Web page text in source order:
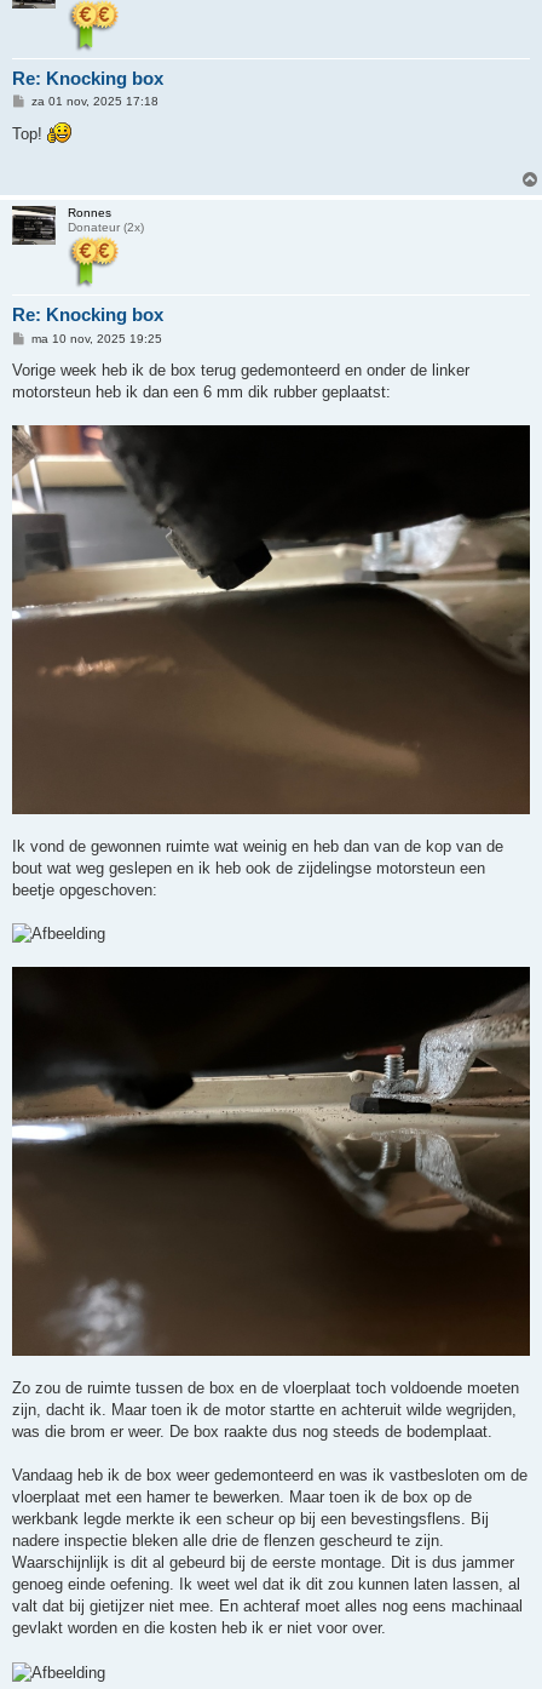
Re: Knocking box
B
r
i
za 01 nov, 2025 17:18
Top!
Ronnes
Donateur (2x)
Re: Knocking box
B
r
c
t
ma 10 nov, 2025 19:25
Vorige week heb ik de box terug gedemonteerd en onder de linker
motorsteun heb ik dan een 6 mm dik rubber geplaatst:
Ik vond de gewonnen ruimte wat weinig en heb dan van de kop van de
bout wat weg geslepen en ik heb ook de zijdelingse motorsteun een
beetje opgeschoven:
Zo zou de ruimte tussen de box en de vloerplaat toch voldoende moeten
zijn, dacht ik. Maar toen ik de motor startte en achteruit wilde wegrijden,
was die brom er weer. De box raakte dus nog steeds de bodemplaat.
Vandaag heb ik de box weer gedemonteerd en was ik vastbesloten om de
vloerplaat met een hamer te bewerken. Maar toen ik de box op de
werkbank legde merkte ik een scheur op bij een bevestingsflens. Bij
nadere inspectie bleken alle drie de flenzen gescheurd te zijn.
Waarschijnlijk is dit al gebeurd bij de eerste montage. Dit is dus jammer
genoeg einde oefening. Ik weet wel dat ik dit zou kunnen laten lassen, al
valt dat bij gietijzer niet mee. En achteraf moet alles nog eens machinaal
gevlakt worden en die kosten heb ik er niet voor over.